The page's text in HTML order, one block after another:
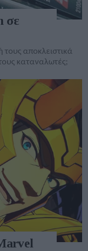
σε
τους αποκλειστικά
καταναλωτές;